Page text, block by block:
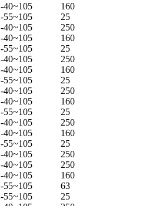
-40~105
160
-55~105
25
-40~105
250
-40~105
160
-55~105
25
-40~105
250
-40~105
160
-55~105
25
-40~105
250
-40~105
160
-55~105
25
-40~105
250
-40~105
160
-55~105
25
-40~105
250
-40~105
250
-40~105
160
-55~105
63
-55~105
25